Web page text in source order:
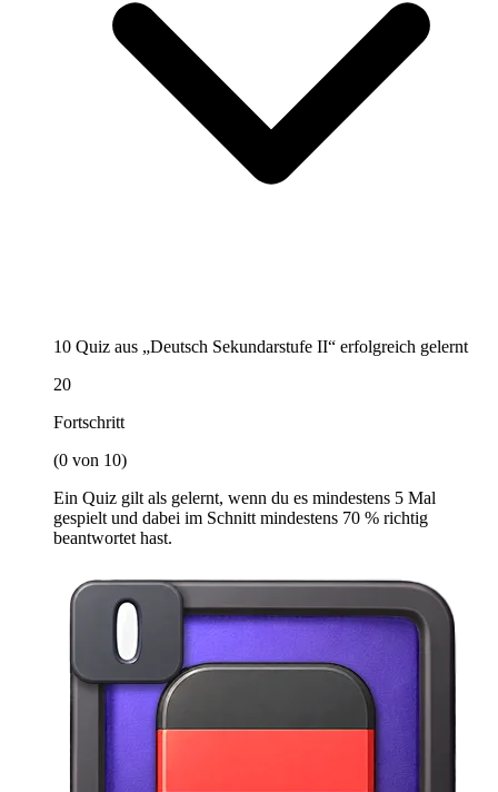
10 Quiz aus „Deutsch Sekundarstufe II“ erfolgreich gelernt
20
Fortschritt
(0 von 10)
Ein Quiz gilt als gelernt, wenn du es mindestens 5 Mal
gespielt und dabei im Schnitt mindestens 70 % richtig
beantwortet hast.